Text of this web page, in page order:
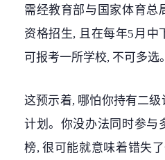
需经教育部与国家体育总
资格招生, 且在每年5月中
可报考一所学校, 不可多选。
这预示着, 哪怕你持有二
计划。你没办法同时参与
榜, 很可能就意味着错失